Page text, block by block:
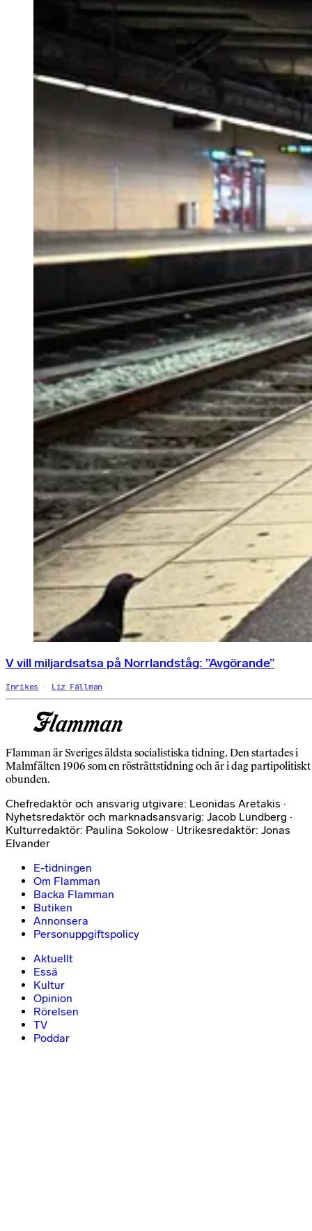
V vill miljardsatsa på Norrlandståg: ”Avgörande”
Inrikes Liz Fällman
Flamman är Sveriges äldsta socialistiska tidning. Den startades i
Malmfälten 1906 som en rösträttstidning och är i dag partipolitiskt
obunden.
Chefredaktör och ansvarig utgivare: Leonidas Aretakis ·
Nyhetsredaktör och marknadsansvarig: Jacob Lundberg ·
Kulturredaktör: Paulina Sokolow · Utrikesredaktör: Jonas
Elvander
E-tidningen
Om Flamman
Backa Flamman
Butiken
Annonsera
Personuppgiftspolicy
Aktuellt
Essä
Kultur
Opinion
Rörelsen
TV
Poddar